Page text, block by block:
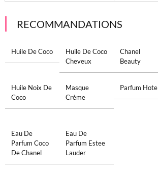
RECOMMANDATIONS
Huile De Coco
Huile De Coco
Cheveux
Chanel
Beauty
Huile Noix De
Coco
Masque
Crème
Parfum Hote
Eau De
Parfum Coco
De Chanel
Eau De
Parfum Estee
Lauder